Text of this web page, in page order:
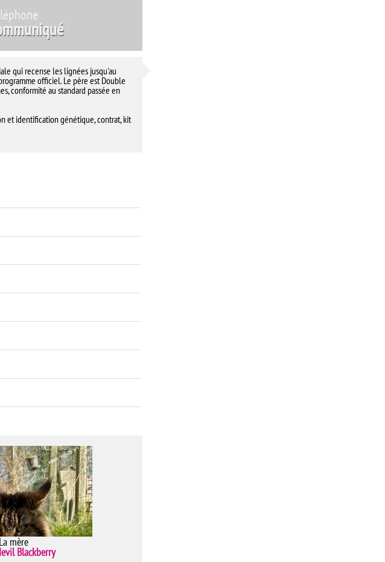
qui recense les lignées jusqu'au
officiel. Le père est Double
conformité au standard passée en
et identification génétique, contrat, kit
La mère
Blackberry